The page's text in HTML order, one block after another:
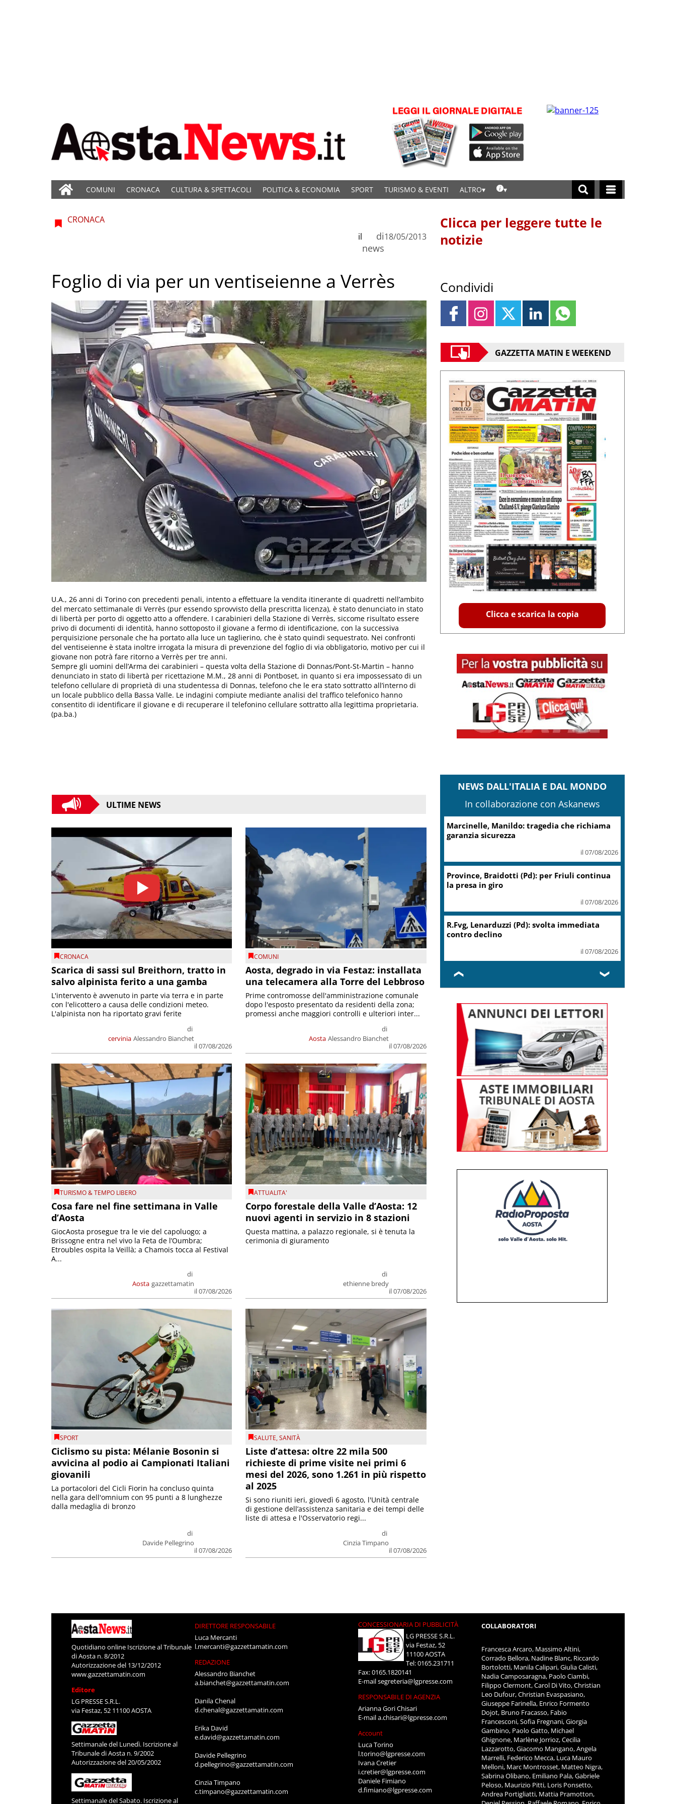
COMUNI CRONACA CULTURA & SPETTACOLI POLITICA & ECONOMIA SPORT TURISMO & EVENTI ALTRO
CRONACA
di
news
il 18/05/2013
Foglio di via per un ventiseienne a Verrès
U.A., 26 anni di Torino con precedenti penali, intento a effettuare la vendita itinerante di quadretti nell’ambito
del mercato settimanale di Verrès (pur essendo sprovvisto della prescritta licenza), è stato denunciato in stato
di libertà per porto di oggetto atto a offendere. I carabinieri della Stazione di Verrès, siccome risultato essere
privo di documenti di identità, hanno sottoposto il giovane a fermo di identificazione, con la successiva
perquisizione personale che ha portato alla luce un taglierino, che è stato quindi sequestrato. Nei confronti
del ventiseienne è stata inoltre irrogata la misura di prevenzione del foglio di via obbligatorio, motivo per cui il
giovane non potrà fare ritorno a Verrès per tre anni.
Sempre gli uomini dell’Arma dei carabinieri – questa volta della Stazione di Donnas/Pont-St-Martin – hanno
denunciato in stato di libertà per ricettazione M.M., 28 anni di Pontboset, in quanto si era impossessato di un
telefono cellulare di proprietà di una studentessa di Donnas, telefono che le era stato sottratto all’interno di
un locale pubblico della Bassa Valle. Le indagini compiute mediante analisi del traffico telefonico hanno
consentito di identificare il giovane e di recuperare il telefonino cellulare sottratto alla legittima proprietaria.
(pa.ba.)
ULTIME NEWS
CRONACA
Scarica di sassi sul Breithorn, tratto in
salvo alpinista ferito a una gamba
cervinia
di
Alessandro Bianchet
il 07/08/2026
L'intervento è avvenuto in parte via terra e in parte
con l'elicottero a causa delle condizioni meteo.
L'alpinista non ha riportato gravi ferite
COMUNI
Aosta, degrado in via Festaz: installata
una telecamera alla Torre del Lebbroso
Aosta
di
Alessandro Bianchet
il 07/08/2026
Prime contromosse dell'amministrazione comunale
dopo l'esposto presentato da residenti della zona;
promessi anche maggiori controlli e ulteriori inter...
TURISMO & TEMPO LIBERO
Cosa fare nel fine settimana in Valle
d’Aosta
Aosta
di
gazzettamatin
il 07/08/2026
GiocAosta prosegue tra le vie del capoluogo; a
Brissogne entra nel vivo la Feta de l’Oumbra;
Etroubles ospita la Veillà; a Chamois tocca al Festival
A...
ATTUALITA'
Corpo forestale della Valle d’Aosta: 12
nuovi agenti in servizio in 8 stazioni
di
ethienne bredy
il 07/08/2026
Questa mattina, a palazzo regionale, si è tenuta la
cerimonia di giuramento
SPORT
Ciclismo su pista: Mélanie Bosonin si
avvicina al podio ai Campionati Italiani
giovanili
di
Davide Pellegrino
il 07/08/2026
La portacolori del Cicli Fiorin ha concluso quinta
nella gara dell'omnium con 95 punti a 8 lunghezze
dalla medaglia di bronzo
SALUTE,SANITÀ
Liste d’attesa: oltre 22 mila 500
richieste di prime visite nei primi 6
mesi del 2026, sono 1.261 in più rispetto
al 2025
di
Cinzia Timpano
il 07/08/2026
Si sono riuniti ieri, giovedì 6 agosto, l'Unità centrale
di gestione dell’assistenza sanitaria e dei tempi delle
liste di attesa e l'Osservatorio regi...
Clicca per leggere tutte le
notizie
Condividi
GAZZETTA MATIN E WEEKEND
Clicca e scarica la copia
NEWS DALL'ITALIA E DAL MONDO
In collaborazione con Askanews
Acciaierie Valbruna, Bitonci: trovato punto
di equilibrio
il 07/08/2026
Coin, accordo con sindacati su
piano risanamento e rilancio
il 07/08/2026
Migranti, Meloni: non c’è
spazio in Ue per chi alimenta
il 07/08/2026
Quotidiano online Iscrizione al Tribunale
di Aosta n. 8/2012
Autorizzazione del 13/12/2012
www.gazzettamatin.com
Editore
LG PRESSE S.R.L.
via Festaz, 52 11100 AOSTA
Settimanale del Lunedì. Iscrizione al
Tribunale di Aosta n. 9/2002
Autorizzazione del 20/05/2002
Settimanale del Sabato. Iscrizione al
DIRETTORE RESPONSABILE
Luca Mercanti
l.mercanti@gazzettamatin.com
REDAZIONE
Alessandro Bianchet
a.bianchet@gazzettamatin.com
Danila Chenal
d.chenal@gazzettamatin.com
Erika David
e.david@gazzettamatin.com
Davide Pellegrino
d.pellegrino@gazzettamatin.com
Cinzia Timpano
c.timpano@gazzettamatin.com
CONCESSIONARIA DI PUBBLICITÀ
LG PRESSE S.R.L.
via Festaz, 52
11100 AOSTA
Tel: 0165.231711
Fax: 0165.1820141
E-mailsegreteria@lgpresse.com
RESPONSABILE DI AGENZIA
Arianna Gori Chisari
E-maila.chisari@lgpresse.com
Account
Luca Torino
l.torino@lgpresse.com
Ivana Cretier
i.cretier@lgpresse.com
Daniele Fimiano
d.fimiano@lgpresse.com
COLLABORATORI
Francesca Arcaro, Massimo Altini,
Corrado Bellora, Nadine Blanc, Riccardo
Bortolotti, Manila Calipari, Giulia Calisti,
Nadia Camposaragna, Paolo Ciambi,
Filippo Clermont, Carol Di Vito, Christian
Leo Dufour, Christian Evaspasiano,
Giuseppe Farinella, Enrico Formento
Dojot, Bruno Fracasso, Fabio
Francesconi, Sofia Fregnani, Giorgia
Gambino, Paolo Gatto, Michael
Ghignone, Marlène Jorrioz, Cecilia
Lazzarotto, Giacomo Mangano, Angela
Marrelli, Federico Mecca, Luca Mauro
Melloni, Marc Montrosset, Matteo Nigra,
Sabrina Olibano, Emiliano Pala, Gabriele
Peloso, Maurizio Pitti, Loris Ponsetto,
Andrea Portigliatti, Mattia Pramotton,